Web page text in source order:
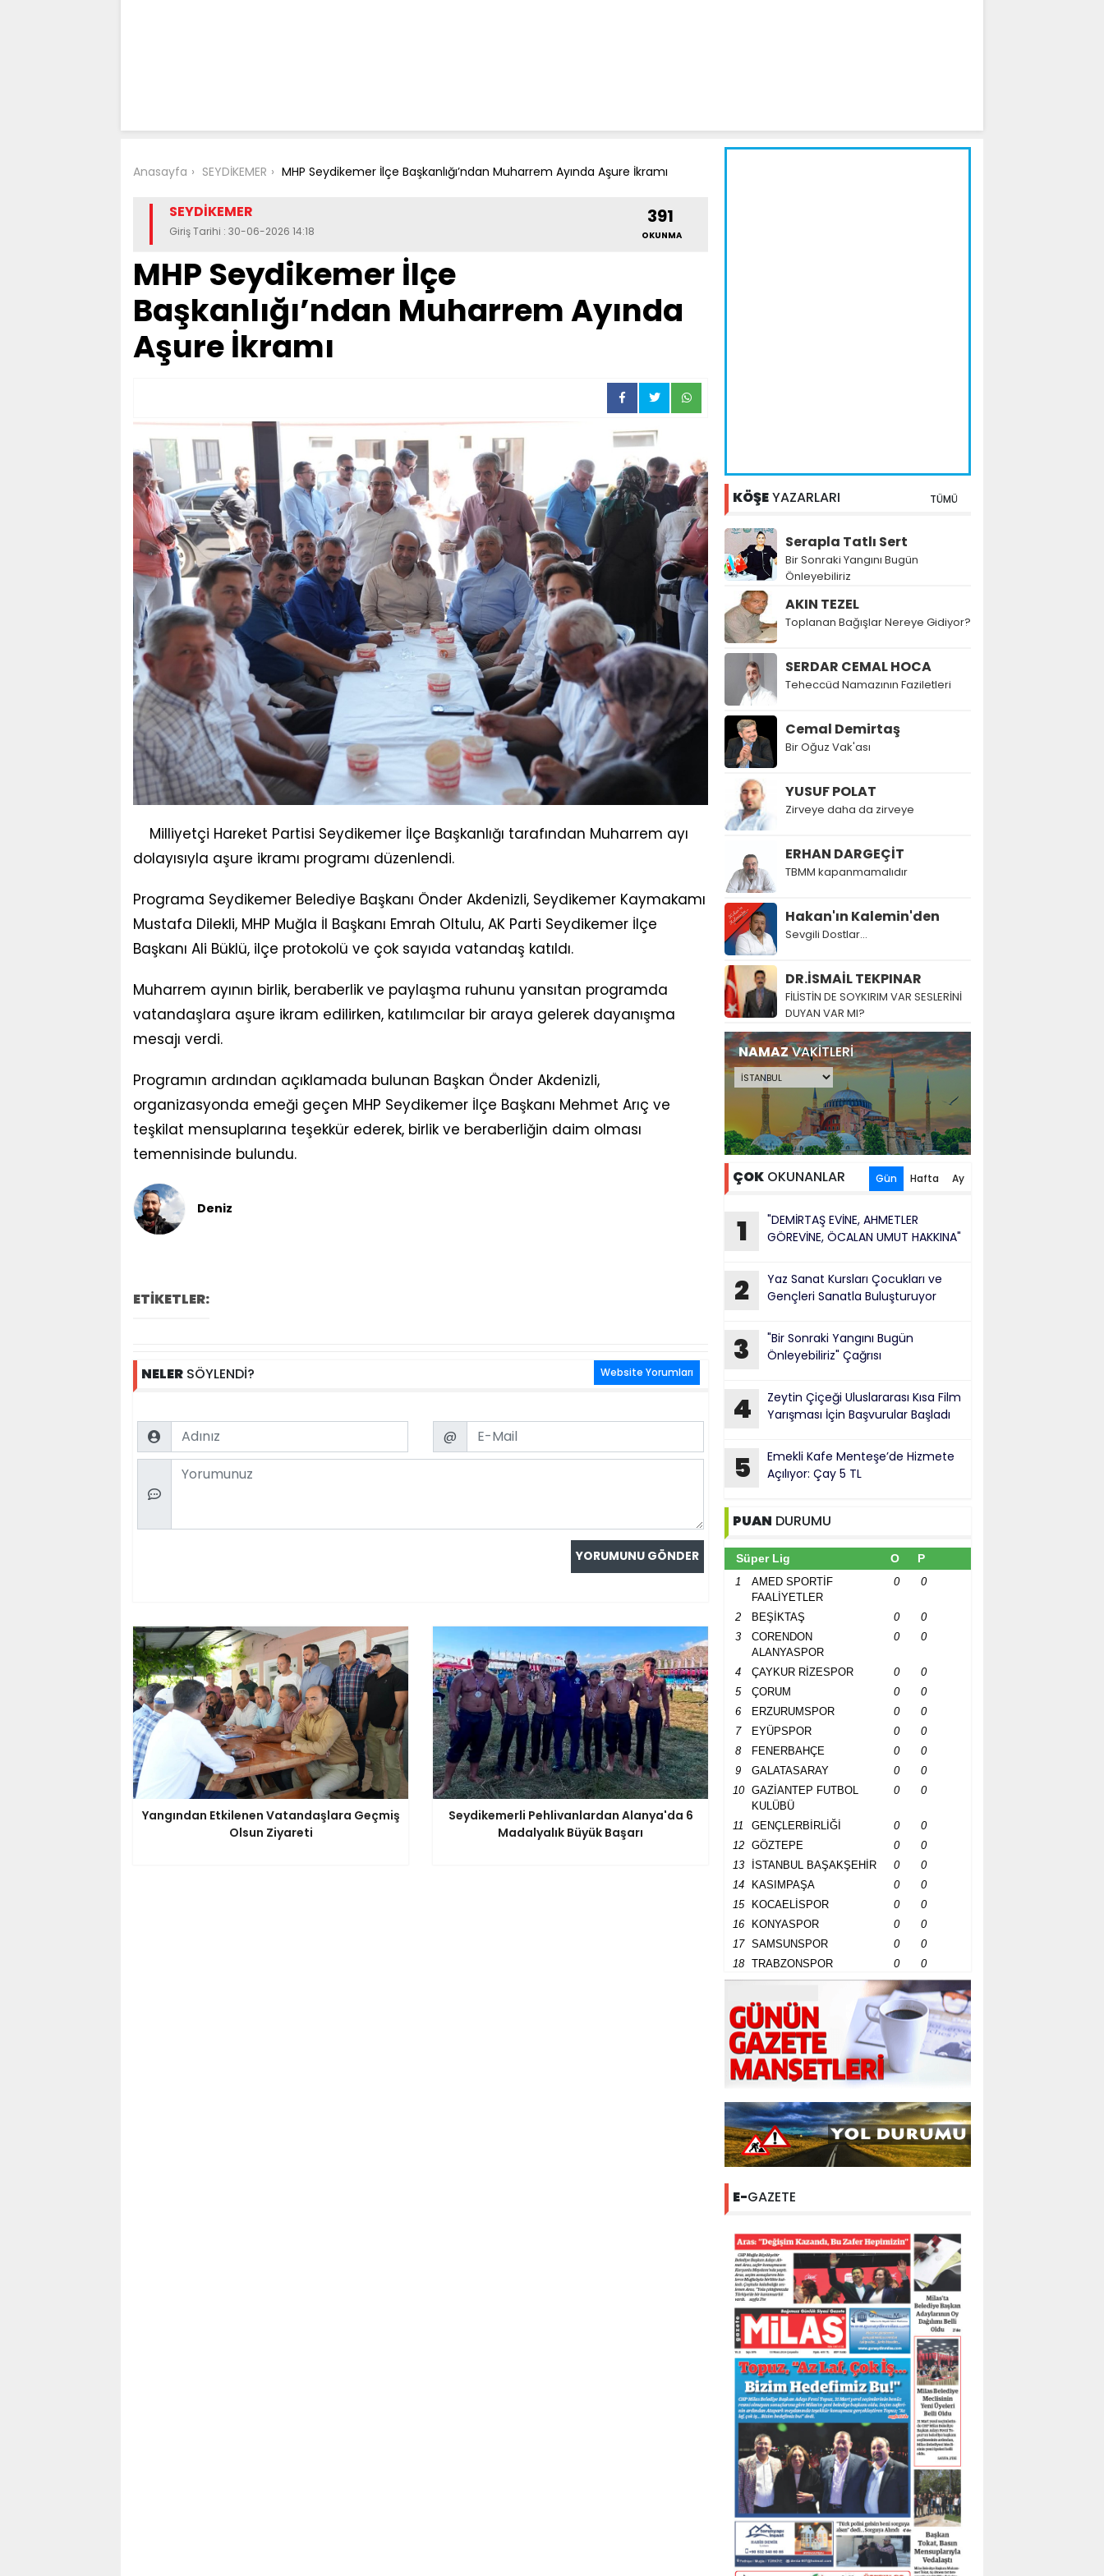
Anasayfa SEYDİKEMER MHP Seydikemer İlçe Başkanlığı’ndan Muharrem Ayında Aşure İkramı
SEYDİKEMER
Giriş Tarihi : 30-06-2026 14:18
391
OKUNMA
MHP Seydikemer İlçe
Başkanlığı’ndan Muharrem Ayında
Aşure İkramı
Milliyetçi Hareket Partisi Seydikemer İlçe Başkanlığı tarafından Muharrem ayı
dolayısıyla aşure ikramı programı düzenlendi.
Programa Seydikemer Belediye Başkanı Önder Akdenizli, Seydikemer Kaymakamı
Mustafa Dilekli, MHP Muğla İl Başkanı Emrah Oltulu, AK Parti Seydikemer İlçe
Başkanı Ali Büklü, ilçe protokolü ve çok sayıda vatandaş katıldı.
Muharrem ayının birlik, beraberlik ve paylaşma ruhunu yansıtan programda
vatandaşlara aşure ikram edilirken, katılımcılar bir araya gelerek dayanışma
mesajı verdi.
Programın ardından açıklamada bulunan Başkan Önder Akdenizli,
organizasyonda emeği geçen MHP Seydikemer İlçe Başkanı Mehmet Arıç ve
teşkilat mensuplarına teşekkür ederek, birlik ve beraberliğin daim olması
temennisinde bulundu.
Deniz
ETİKETLER:
NELER SÖYLENDİ? Website Yorumları
Name Email
@
Comment
Yangından Etkilenen Vatandaşlara Geçmiş
Olsun Ziyareti
Seydikemerli Pehlivanlardan Alanya'da 6
Madalyalık Büyük Başarı
KÖŞEYAZARLARI TÜMÜ
Serapla Tatlı Sert
Bir Sonraki Yangını Bugün
Önleyebiliriz
AKIN TEZEL
Toplanan Bağışlar Nereye Gidiyor?
SERDAR CEMAL HOCA
Teheccüd Namazının Faziletleri
Cemal Demirtaş
Bir Oğuz Vak'ası
YUSUF POLAT
Zirveye daha da zirveye
ERHAN DARGEÇİT
TBMM kapanmamalıdır
Hakan'ın Kalemin'den
Sevgili Dostlar...
DR.İSMAİL TEKPINAR
FİLİSTİN DE SOYKIRIM VAR SESLERİNİ
DUYAN VAR MI?
NAMAZVAKİTLERİ
ÇOK OKUNANLAR Gün Hafta Ay
1
"DEMİRTAŞ EVİNE, AHMETLER
GÖREVİNE, ÖCALAN UMUT HAKKINA"
2
Yaz Sanat Kursları Çocukları ve
Gençleri Sanatla Buluşturuyor
3
"Bir Sonraki Yangını Bugün
Önleyebiliriz" Çağrısı
4
Zeytin Çiçeği Uluslararası Kısa Film
Yarışması İçin Başvurular Başladı
5
Emekli Kafe Menteşe’de Hizmete
Açılıyor: Çay 5 TL
PUAN DURUMU
Süper Lig O P
1
AMED SPORTİF
FAALİYETLER
0 0
2 BEŞİKTAŞ 0
0
3
CORENDON
ALANYASPOR
0 0
4 ÇAYKUR RİZESPOR 0
0
5
ÇORUM 0
0
6
ERZURUMSPOR 0
0
7
EYÜPSPOR 0
0
8
FENERBAHÇE 0
0
9
GALATASARAY 0
0
10
GAZİANTEP FUTBOL
KULÜBÜ
0 0
11 GENÇLERBİRLİĞİ 0
0
12
GÖZTEPE 0
0
13
İSTANBUL BAŞAKŞEHİR 0
0
14
KASIMPAŞA 0
0
15
KOCAELİSPOR 0
0
16
KONYASPOR 0
0
17
SAMSUNSPOR 0
0
18
TRABZONSPOR 0 0
E-GAZETE